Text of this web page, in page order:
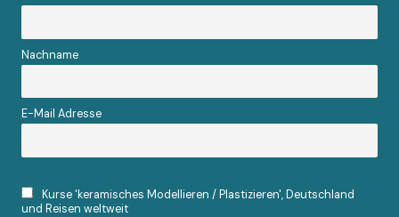
Nachname
E-Mail Adresse
Kurse 'keramisches Modellieren / Plastizieren', Deutschland
und Reisen weltweit